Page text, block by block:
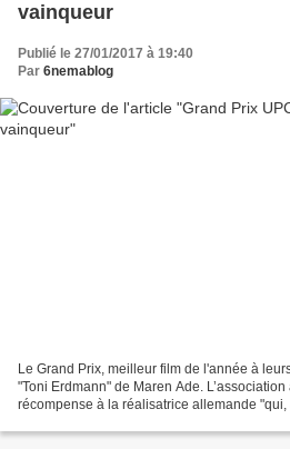
vainqueur
Publié le 27/01/2017 à 19:40
Par 6nemablog
Le Grand Prix, meilleur film de l'année à
"Toni Erdmann" de Maren Ade. L’association
récompense à la réalisatrice allemande